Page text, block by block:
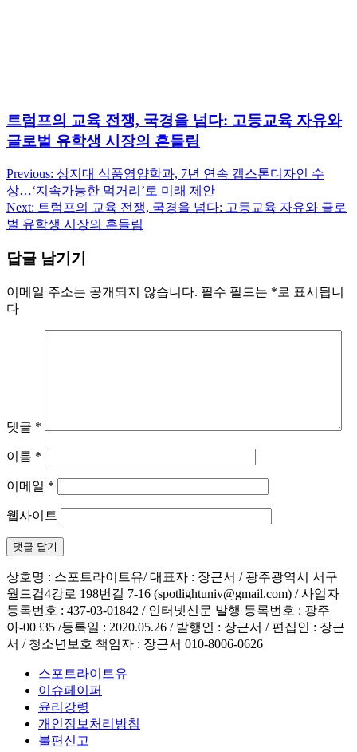
트럼프의 교육 전쟁, 국경을 넘다: 고등교육 자유와
글로벌 유학생 시장의 흔들림
글
탐
색
Previous: 상지대 식품영양학과, 7년 연속 캡스톤디자인 수
상…‘지속가능한 먹거리’로 미래 제안
Next: 트럼프의 교육 전쟁, 국경을 넘다: 고등교육 자유와 글로
벌 유학생 시장의 흔들림
답글 남기기
이메일 주소는 공개되지 않습니다. 필수 필드는 *로 표시됩니
다
댓글 *
이름 *
이메일 *
웹사이트
상호명 : 스포트라이트유/ 대표자 : 장근서 / 광주광역시 서구
월드컵4강로 198번길 7-16 (spotlightuniv@gmail.com) / 사업자
등록번호 : 437-03-01842 / 인터넷신문 발행 등록번호 : 광주
아-00335 /등록일 : 2020.05.26 / 발행인 : 장근서 / 편집인 : 장근
서 / 청소년보호 책임자 : 장근서 010-8006-0626
스포트라이트유
이슈페이퍼
윤리강령
개인정보처리방침
불편신고